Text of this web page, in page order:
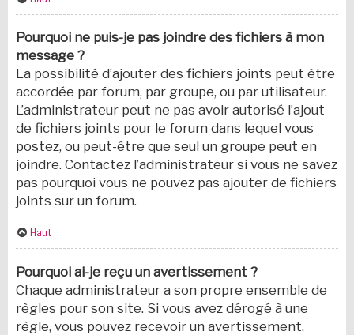
Pourquoi ne puis-je pas joindre des fichiers à mon
message ?
La possibilité d’ajouter des fichiers joints peut être
accordée par forum, par groupe, ou par utilisateur.
L’administrateur peut ne pas avoir autorisé l’ajout
de fichiers joints pour le forum dans lequel vous
postez, ou peut-être que seul un groupe peut en
joindre. Contactez l’administrateur si vous ne savez
pas pourquoi vous ne pouvez pas ajouter de fichiers
joints sur un forum.
Haut
Pourquoi ai-je reçu un avertissement ?
Chaque administrateur a son propre ensemble de
règles pour son site. Si vous avez dérogé à une
règle, vous pouvez recevoir un avertissement.